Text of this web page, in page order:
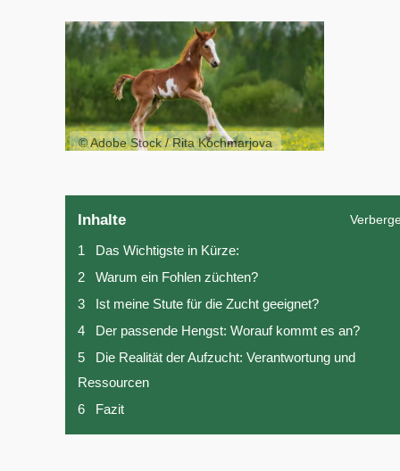
© Adobe Stock / Rita Kochmarjova
Inhalte
1
Das Wichtigste in Kürze:
2
Warum ein Fohlen züchten?
3
Ist meine Stute für die Zucht geeignet?
4
Der passende Hengst: Worauf kommt es an?
5
Die Realität der Aufzucht: Verantwortung und
Ressourcen
6
Fazit